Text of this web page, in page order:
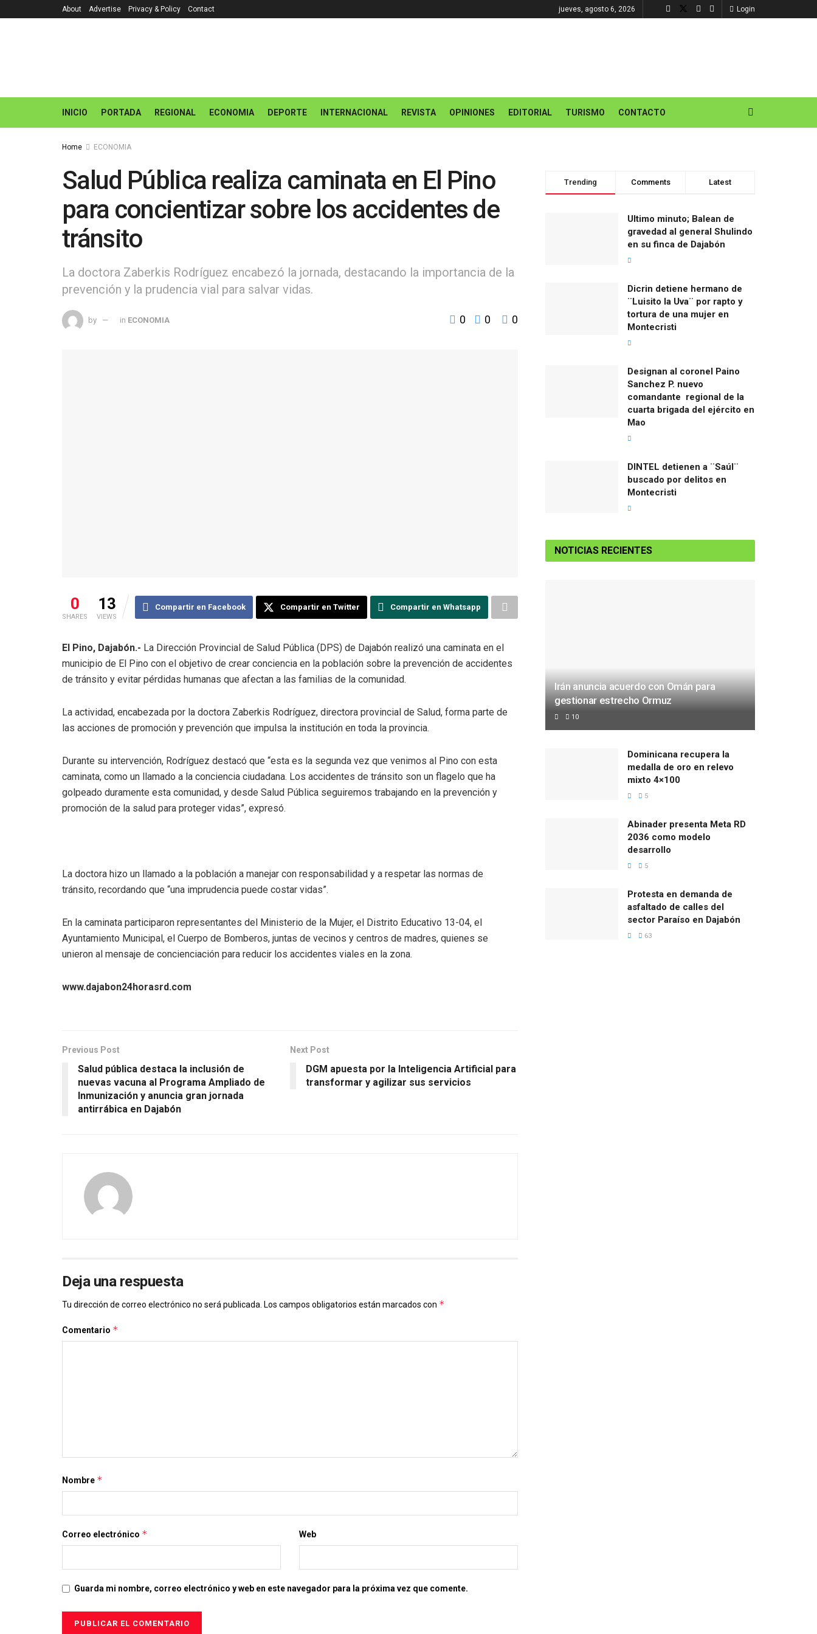
About Advertise Privacy & Policy Contact jueves, agosto 6, 2026 Login
INICIO PORTADA REGIONAL ECONOMIA DEPORTE INTERNACIONAL REVISTA OPINIONES EDITORIAL TURISMO CONTACTO
Home ECONOMIA
Salud Pública realiza caminata en El Pino
para concientizar sobre los accidentes de
tránsito
La doctora Zaberkis Rodríguez encabezó la jornada, destacando la importancia de la
prevención y la prudencia vial para salvar vidas.
by in ECONOMIA 0 0 0
0
SHARES
13
VIEWS
Compartir en Facebook Compartir en Twitter Compartir en Whatsapp
El Pino, Dajabón.- La Dirección Provincial de Salud Pública (DPS) de Dajabón realizó una caminata en el
municipio de El Pino con el objetivo de crear conciencia en la población sobre la prevención de accidentes
de tránsito y evitar pérdidas humanas que afectan a las familias de la comunidad.
La actividad, encabezada por la doctora Zaberkis Rodríguez, directora provincial de Salud, forma parte de
las acciones de promoción y prevención que impulsa la institución en toda la provincia.
Durante su intervención, Rodríguez destacó que “esta es la segunda vez que venimos al Pino con esta
caminata, como un llamado a la conciencia ciudadana. Los accidentes de tránsito son un flagelo que ha
golpeado duramente esta comunidad, y desde Salud Pública seguiremos trabajando en la prevención y
promoción de la salud para proteger vidas”, expresó.
La doctora hizo un llamado a la población a manejar con responsabilidad y a respetar las normas de
tránsito, recordando que “una imprudencia puede costar vidas”.
En la caminata participaron representantes del Ministerio de la Mujer, el Distrito Educativo 13-04, el
Ayuntamiento Municipal, el Cuerpo de Bomberos, juntas de vecinos y centros de madres, quienes se
unieron al mensaje de concienciación para reducir los accidentes viales en la zona.
www.dajabon24horasrd.com
Previous Post
Salud pública destaca la inclusión de
nuevas vacuna al Programa Ampliado de
Inmunización y anuncia gran jornada
antirrábica en Dajabón
Next Post
DGM apuesta por la Inteligencia Artificial para
transformar y agilizar sus servicios
Deja una respuesta
Tu dirección de correo electrónico no será publicada. Los campos obligatorios están marcados con *
Comentario *
Nombre *
Correo electrónico * Web
Guarda mi nombre, correo electrónico y web en este navegador para la próxima vez que comente.
Trending Comments Latest
Ultimo minuto; Balean de
gravedad al general Shulindo
en su finca de Dajabón
Dicrin detiene hermano de
¨Luisito la Uva¨ por rapto y
tortura de una mujer en
Montecristi
Designan al coronel Paino
Sanchez P. nuevo
comandante regional de la
cuarta brigada del ejército en
Mao
DINTEL detienen a ¨Saúl¨
buscado por delitos en
Montecristi
NOTICIAS RECIENTES
Irán anuncia acuerdo con Omán para
gestionar estrecho Ormuz
10
Dominicana recupera la
medalla de oro en relevo
mixto 4×100
5
Abinader presenta Meta RD
2036 como modelo
desarrollo
5
Protesta en demanda de
asfaltado de calles del
sector Paraíso en Dajabón
63